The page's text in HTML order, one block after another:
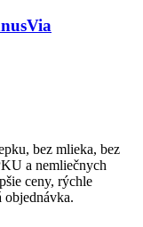
bez mlieka, bez
a nemliečnych
ceny, rýchle
objednávka.